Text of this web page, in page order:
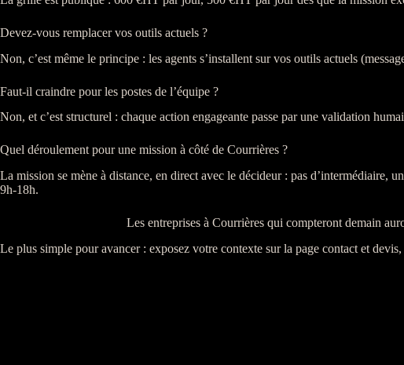
Devez-vous remplacer vos outils actuels ?
Non, c’est même le principe : les agents s’installent sur vos outils actuels
Faut-il craindre pour les postes de l’équipe ?
Non, et c’est structurel : chaque action engageante passe par une validation
Quel déroulement pour une mission à côté de Courrières ?
La mission se mène à distance, en direct avec le décideur : pas
9h-18h.
Les entreprises à Courrières qui compteront demain
Le plus simple pour avancer : exposez votre contexte sur la page contact et devis